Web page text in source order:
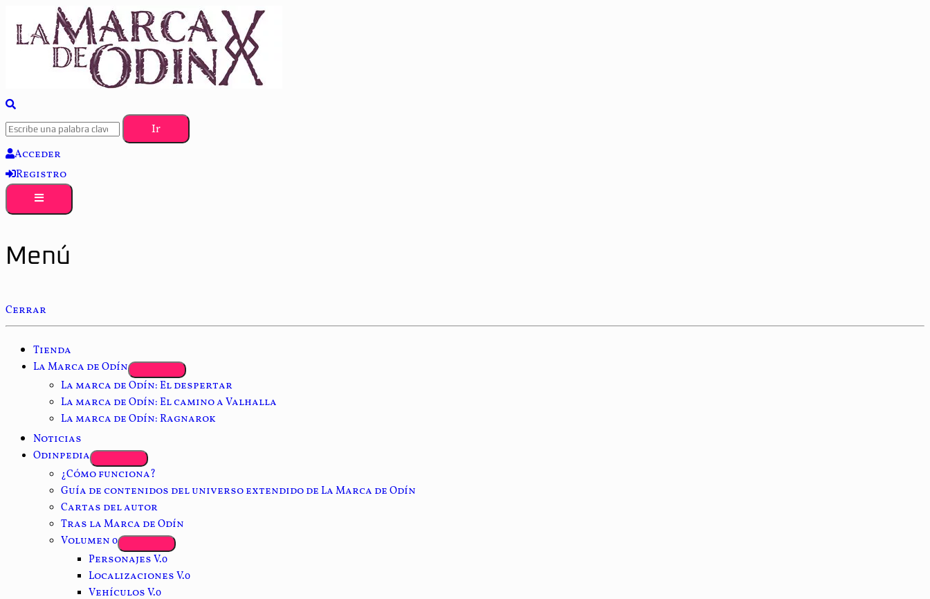
La Marca de Odín
La saga literaria transmedia que fusiona actualidad con mitología nórdica y ciencia ficción
Acceder
Registro
Menú
Cerrar
Tienda
La Marca de Odín
La marca de Odín: El despertar
La marca de Odín: El camino a Valhalla
La marca de Odín: Ragnarok
Noticias
Odinpedia
¿Cómo funciona?
Guía de contenidos del universo extendido de La Marca de Odín
Cartas del autor
Tras la Marca de Odín
Volumen 0
Personajes V.0
Localizaciones V.0
Vehículos V.0